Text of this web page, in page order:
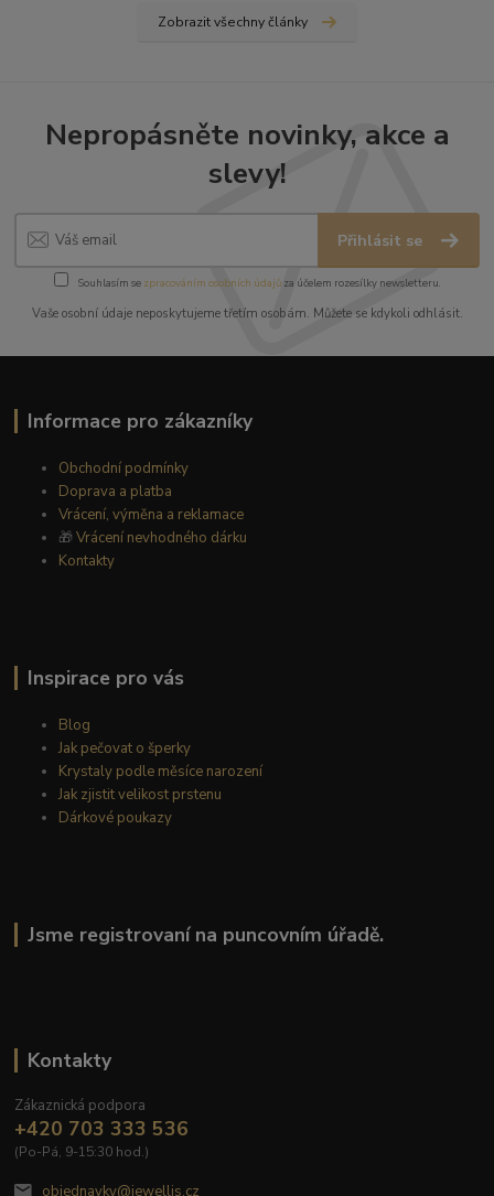
Zobrazit všechny články
Nepropásněte novinky, akce a
slevy!
Přihlásit se
Souhlasím se zpracováním osobních údajůza účelem rozesílky newsletteru.
Vaše osobní údaje neposkytujeme třetím osobám. Můžete se kdykoli odhlásit.
Informace pro zákazníky
Obchodní podmínky
Doprava a platba
Vrácení, výměna a reklamace
🎁Vrácení nevhodného dárku
Kontakty
Inspirace pro vás
Blog
Jak pečovat o šperky
Krystaly podle měsíce narození
Jak zjistit velikost prstenu
Dárkové poukazy
Jsme registrovaní na puncovním úřadě.
Kontakty
Zákaznická podpora
+420 703 333 536
(Po-Pá, 9-15:30 hod.)
objednavky@jewellis.cz